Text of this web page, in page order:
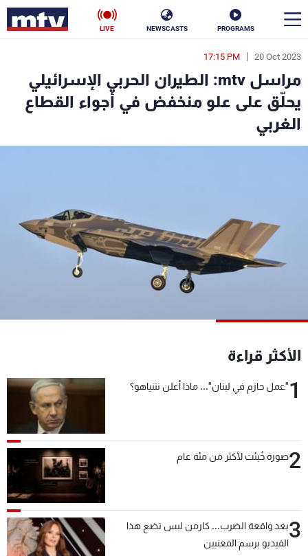
PROGRAMS
NEWSCASTS
LIVE
20 Oct 2023
17:15 PM
مراسل mtv: الطيران الحربي الإسرائيلي
يحلّق على علو منخفض في أجواء القطاع
الغربي
الأكثر قراءة
1"عمل حازم في لبنان"... ماذا أعلن نتنياهو؟
2صورة خُبئت لأكثر من مئة عام
3بعد واقعة الضرب... كارمن لبس تضع هذا
الفيديو برسم المعنيين
en
الأخبار
سياسة
كأس العالم
شاهد البرامج
عن MTV
الإنـتـاج
وظائف